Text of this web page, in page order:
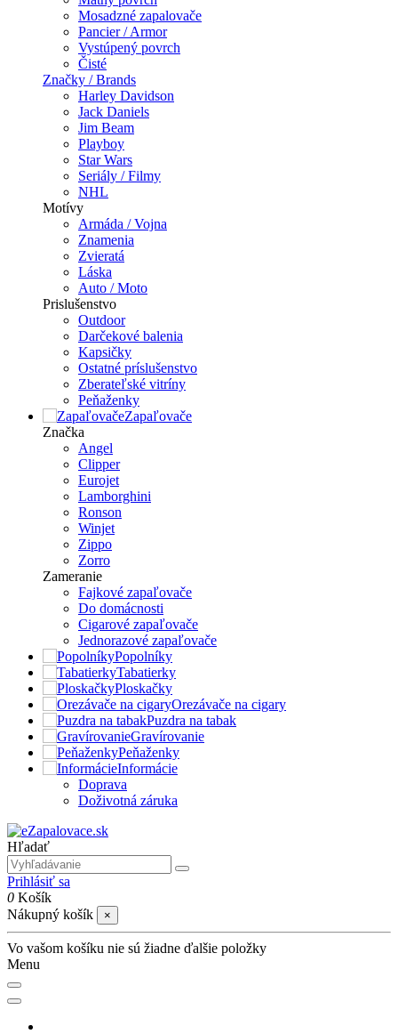
Mosadzné zapalovače
Pancier / Armor
Vystúpený povrch
Čisté
Značky / Brands
Harley Davidson
Jack Daniels
Jim Beam
Playboy
Star Wars
Seriály / Filmy
NHL
Motívy
Armáda / Vojna
Znamenia
Zvieratá
Láska
Auto / Moto
Prislušenstvo
Outdoor
Darčekové balenia
Kapsičky
Ostatné príslušenstvo
Zberateľské vitríny
Peňaženky
Zapaľovače
Značka
Angel
Clipper
Eurojet
Lamborghini
Ronson
Winjet
Zippo
Zorro
Zameranie
Fajkové zapaľovače
Do domácnosti
Cigarové zapaľovače
Jednorazové zapaľovače
Popolníky
Tabatierky
Ploskačky
Orezávače na cigary
Puzdra na tabak
Gravírovanie
Peňaženky
Informácie
Doprava
Doživotná záruka
Hľadať
Prihlásiť sa
0 Košík
Nákupný košík
×
Vo vašom košíku nie sú žiadne ďalšie položky
Menu